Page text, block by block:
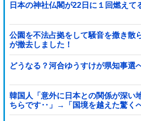
日本の神社仏閣が22日に１回燃えて
公園を不法占拠をして騒音を撒き散
が撤去しました！
どうなる？河合ゆうすけが県知事選
韓国人「意外に日本との関係が深い
ちらです‥」→「国境を越えた驚く
り‥」